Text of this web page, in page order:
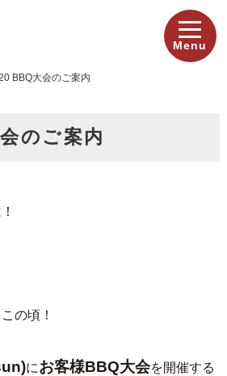
Menu
BBQ大会のご案内
のご案内
の頃！
にお客様BBQ大会を開催する